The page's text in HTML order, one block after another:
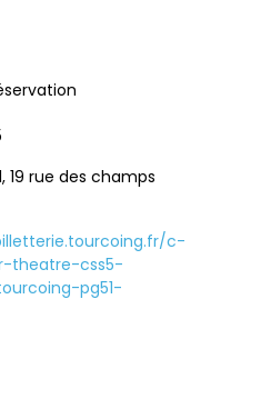
19 rue des champs
c-
theatre-css5-
pg51-